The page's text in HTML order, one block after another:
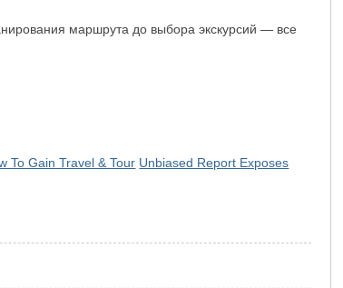
маршрута до выбора экскурсий — все
To Gain Travel & Tour Unbiased Report Exposes